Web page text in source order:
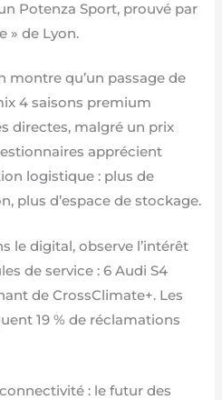
Potenza Sport, prouvé par
» de Lyon.
montre qu’un passage de
4 saisons premium
directes, malgré un prix
apprécient
logistique : plus de
plus d’espace de stockage.
le digital, observe l’intérêt
de service : 6 Audi S4
de CrossClimate+. Les
19 % de réclamations
: le futur des